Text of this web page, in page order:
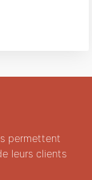
permettent
leurs clients